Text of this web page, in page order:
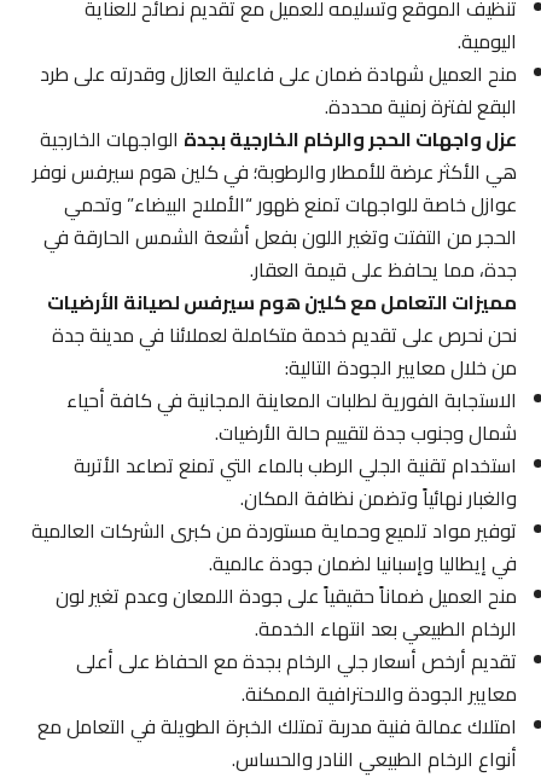
تنظيف الموقع وتسليمه للعميل مع تقديم نصائح للعناية
اليومية.
منح العميل شهادة ضمان على فاعلية العازل وقدرته على طرد
البقع لفترة زمنية محددة.
عزل واجهات الحجر والرخام الخارجية بجدةالواجهات الخارجية
هي الأكثر عرضة للأمطار والرطوبة؛ في كلين هوم سيرفس نوفر
عوازل خاصة للواجهات تمنع ظهور “الأملاح البيضاء” وتحمي
الحجر من التفتت وتغير اللون بفعل أشعة الشمس الحارقة في
جدة، مما يحافظ على قيمة العقار.
مميزات التعامل مع كلين هوم سيرفس لصيانة الأرضيات
نحن نحرص على تقديم خدمة متكاملة لعملائنا في مدينة جدة
من خلال معايير الجودة التالية:
الاستجابة الفورية لطلبات المعاينة المجانية في كافة أحياء
شمال وجنوب جدة لتقييم حالة الأرضيات.
استخدام تقنية الجلي الرطب بالماء التي تمنع تصاعد الأتربة
والغبار نهائياً وتضمن نظافة المكان.
توفير مواد تلميع وحماية مستوردة من كبرى الشركات العالمية
في إيطاليا وإسبانيا لضمان جودة عالمية.
منح العميل ضماناً حقيقياً على جودة اللمعان وعدم تغير لون
الرخام الطبيعي بعد انتهاء الخدمة.
تقديم أرخص أسعار جلي الرخام بجدة مع الحفاظ على أعلى
معايير الجودة والاحترافية الممكنة.
امتلاك عمالة فنية مدربة تمتلك الخبرة الطويلة في التعامل مع
أنواع الرخام الطبيعي النادر والحساس.